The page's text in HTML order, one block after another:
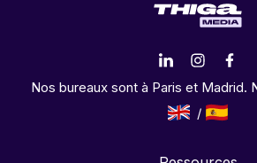
Nos bureaux sont à Paris et Madrid.